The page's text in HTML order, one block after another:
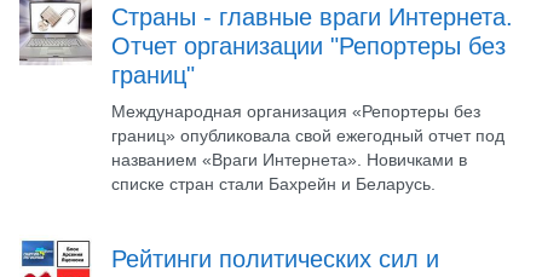
Страны - главные враги Интернета.
Отчет организации "Репортеры без
границ"
Международная организация «Репортеры без
границ» опубликовала свой ежегодный отчет под
названием «Враги Интернета». Новичками в
списке стран стали Бахрейн и Беларусь.
Рейтинги политических сил и